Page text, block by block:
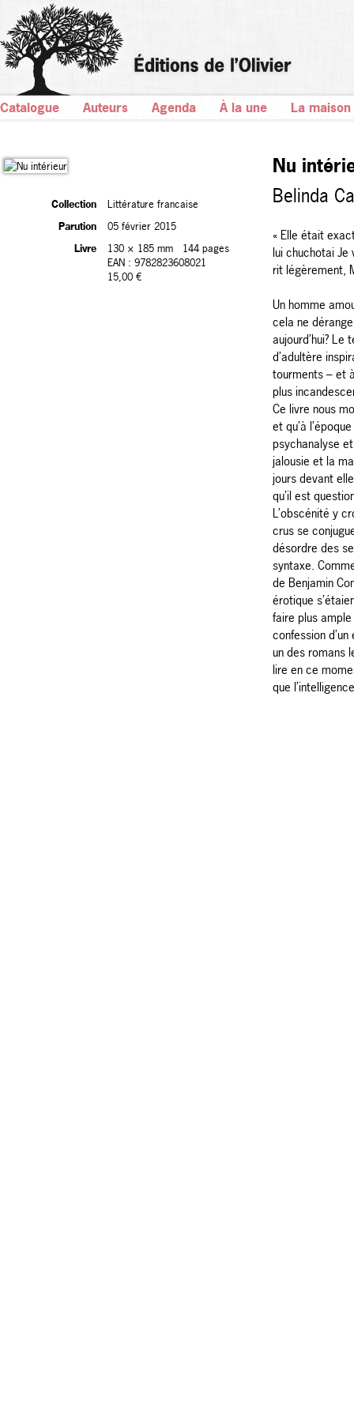
Catalogue Auteurs Agenda À la une La maison
Collection
Littérature francaise
Parution
05 février 2015
Livre
130 × 185 mm
144 pages
EAN : 9782823608021
15,00 €
Nu
Belinda
« Elle était
lui chuchotai Je
rit légèrement,
Un homme
cela ne
aujourd’hui? Le
d’adultère
tourments – et
plus
Ce livre nous
et qu’à
psychanalyse
jalousie et la
jours devant
qu’il est
L’obscénité y
crus se
désordre des
syntaxe.
de Benjamin
érotique
faire plus
confession
un des romans
lire en ce
que